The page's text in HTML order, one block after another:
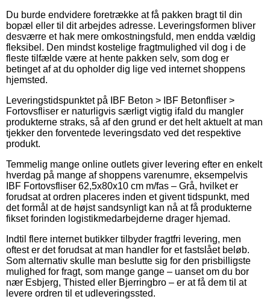
Du burde endvidere foretrække at få pakken bragt til din
bopæl eller til dit arbejdes adresse. Leveringsformen bliver
desværre et hak mere omkostningsfuld, men endda vældig
fleksibel. Den mindst kostelige fragtmulighed vil dog i de
fleste tilfælde være at hente pakken selv, som dog er
betinget af at du opholder dig lige ved internet shoppens
hjemsted.
Leveringstidspunktet på IBF Beton > IBF Betonfliser >
Fortovsfliser er naturligvis særligt vigtig ifald du mangler
produkterne straks, så af den grund er det helt aktuelt at man
tjekker den forventede leveringsdato ved det respektive
produkt.
Temmelig mange online outlets giver levering efter en enkelt
hverdag på mange af shoppens varenumre, eksempelvis
IBF Fortovsfliser 62,5x80x10 cm m/fas – Grå, hvilket er
forudsat at ordren placeres inden et givent tidspunkt, med
det formål at de højst sandsynligt kan nå at få produkterne
fikset forinden logistikmedarbejderne drager hjemad.
Indtil flere internet butikker tilbyder fragtfri levering, men
oftest er det forudsat at man handler for et fastslået beløb.
Som alternativ skulle man beslutte sig for den prisbilligste
mulighed for fragt, som mange gange – uanset om du bor
nær Esbjerg, Thisted eller Bjerringbro – er at få dem til at
levere ordren til et udleveringssted.